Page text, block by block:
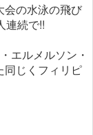
会の水泳の飛び
連続で!!
エルメルソン・
同じくフィリピ